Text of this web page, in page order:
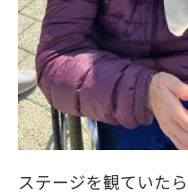
ステージを観ていた